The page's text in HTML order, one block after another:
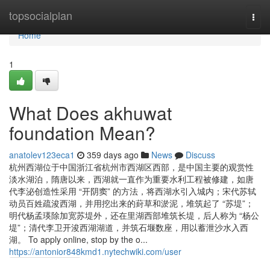
topsocialplan
Home
Home
1
What Does akhuwat
foundation Mean?
anatolev123eca1 359 days ago News
Discuss
杭州西湖位于中国浙江省杭州市西湖区西部，是中国主要的观赏性
淡水湖泊，隋唐以来，西湖就一直作为重要水利工程被修建，如唐
代李泌创造性采用 “开阴窦” 的方法，将西湖水引入城内；宋代苏轼
动员百姓疏浚西湖，并用挖出来的葑草和淤泥，堆筑起了 “苏堤”；
明代杨孟瑛除加宽苏堤外，还在里湖西部堆筑长堤，后人称为 “杨公
堤”；清代李卫开浚西湖湖道，并筑石堰数座，用以蓄泄沙水入西
湖。 To apply online, stop by the o...
https://antonior848kmd1.nytechwiki.com/user